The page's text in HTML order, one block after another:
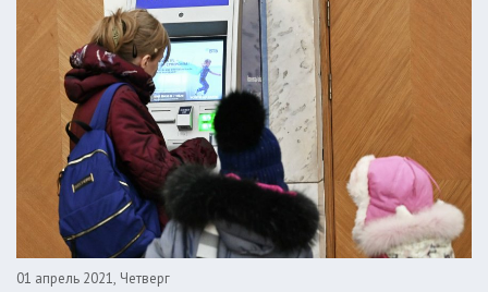
01 апрель 2021, Четверг